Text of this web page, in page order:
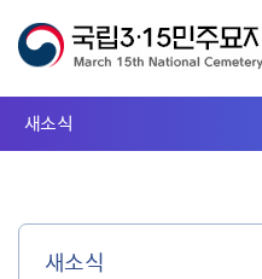
새소식
새소식